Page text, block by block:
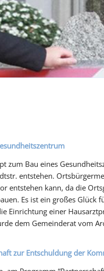
zum Bau eines
entstehen.
entstehen kann, da die
Es ist ein großes Glück
Einrichtung einer
dem Gemeinderat vom
zur Entschuldung der